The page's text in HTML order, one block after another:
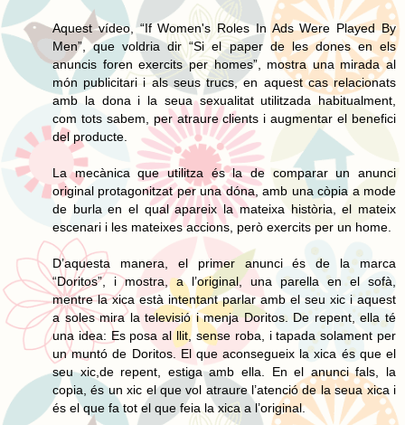
Aquest vídeo, “If Women's Roles In Ads Were Played By
Men”, que voldria dir “Si el paper de les dones en els
anuncis foren exercits per homes”, mostra una mirada al
món publicitari i als seus trucs, en aquest cas relacionats
amb la dona i la seua sexualitat utilitzada habitualment,
com tots sabem, per atraure clients i augmentar el benefici
del producte.
La mecànica que utilitza és la de comparar un anunci
original protagonitzat per una dóna, amb una còpia a mode
de burla en el qual apareix la mateixa història, el mateix
escenari i les mateixes accions, però exercits per un home.
D’aquesta manera, el primer anunci és de la marca
“Doritos”, i mostra, a l’original, una parella en el sofà,
mentre la xica està intentant parlar amb el seu xic i aquest
a soles mira la televisió i menja Doritos. De repent, ella té
una idea: Es posa al llit, sense roba, i tapada solament per
un muntó de Doritos. El que aconsegueix la xica és que el
seu xic,de repent, estiga amb ella. En el anunci fals, la
copia, és un xic el que vol atraure l’atenció de la seua xica i
és el que fa tot el que feia la xica a l’original.